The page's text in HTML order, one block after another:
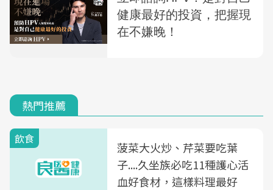
熱門推薦
飲食
菠菜大火炒、芹菜要吃葉
子....久坐族必吃11種護心活
血好食材，這樣料理最好